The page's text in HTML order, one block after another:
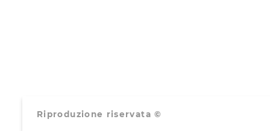
Riproduzione riservata ©